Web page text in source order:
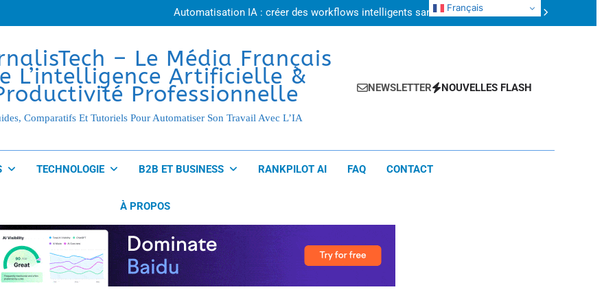
Automatisation IA : créer des workflows intelligents sans intervention
humaine
Agent IA en entreprise : 10 applications concrètes pour gagner du temps
Agent IA ou chatbot : quelles différences et lequel choisir ?
Automatisation IA : créer des workflows intelligents sans intervention
Agent IA en entreprise : 10 applications concrètes pour gagner du temps
Créer un agent IA sans coder : guide pratique pour automatiser ses tâches
– Le Média Français
L’intelligence Artificielle &
Professionnelle
Comparatifs Et Tutoriels Pour Automatiser Son Travail Avec L’IA
NEWSLETTER NOUVELLES FLASH
TECHNOLOGIE B2B ET BUSINESS RANKPILOT AI FAQ CONTACT
À PROPOS
Français